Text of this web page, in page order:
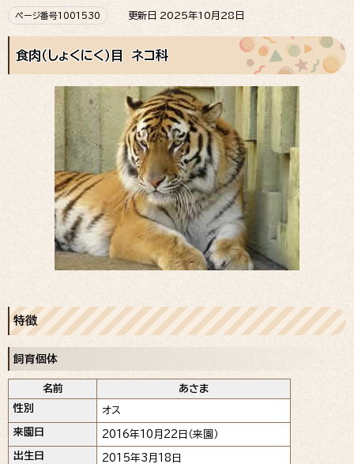
ページ番号1001530 更新日 2025年10月28日
食肉（しょくにく）目 ネコ科
特徴
飼育個体
名前
あさま
性別
オス
来園日 2016年10月22日（来園）
出生日 2015年3月18日